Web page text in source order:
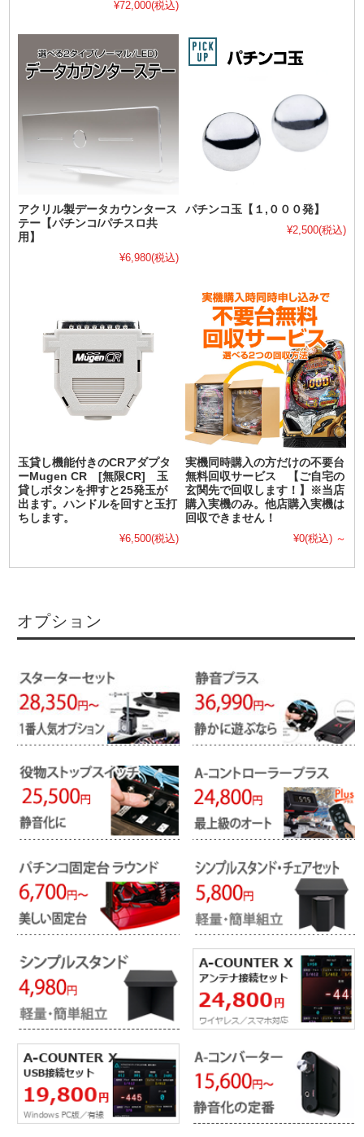
¥72,000(税込)
アクリル製データカウンタース
テー【パチンコ/パチスロ共
用】
¥6,980(税込)
パチンコ玉【１,０００発】
¥2,500(税込)
玉貸し機能付きのCRアダプタ
ーMugen CR [無限CR] 玉
貸しボタンを押すと25発玉が
出ます。ハンドルを回すと玉打
ちします。
¥6,500(税込)
実機同時購入の方だけの不要台
無料回収サービス 【ご自宅の
玄関先で回収します！】※当店
購入実機のみ。他店購入実機は
回収できません！
¥0(税込) ～
オプション